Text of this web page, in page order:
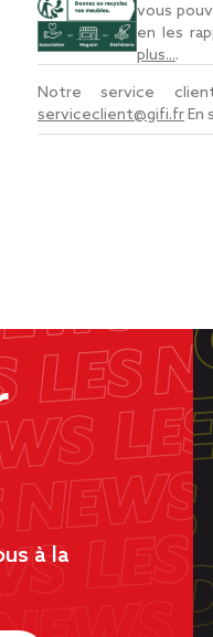
vous
en les
plus....
Notre service
serviceclient@gifi.frEn
à la